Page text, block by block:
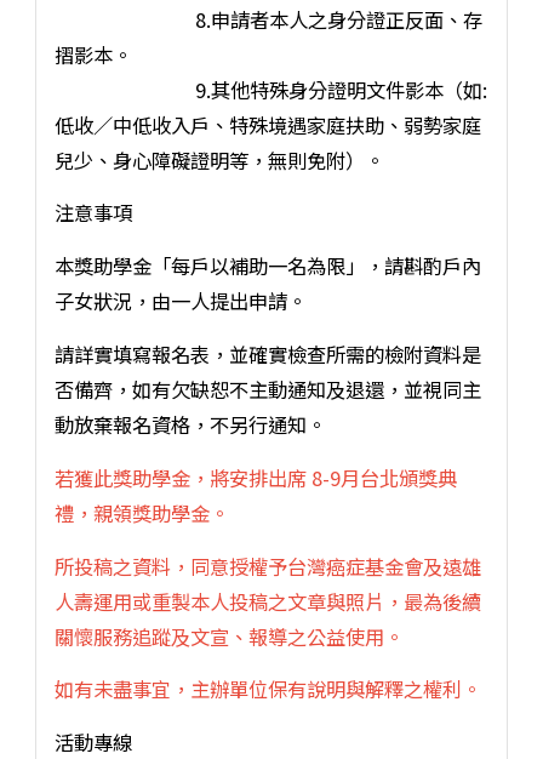
8.申請者本人之身分證正反面、存
摺影本。
9.其他特殊身分證明文件影本（如:
低收／中低收入戶、特殊境遇家庭扶助、弱勢家庭
兒少、身心障礙證明等，無則免附）。
注意事項
本獎助學金「每戶以補助一名為限」，請斟酌戶內
子女狀況，由一人提出申請。
請詳實填寫報名表，並確實檢查所需的檢附資料是
否備齊，如有欠缺恕不主動通知及退還，並視同主
動放棄報名資格，不另行通知。
若獲此獎助學金，將安排出席 8-9月台北頒獎典
禮，親領獎助學金。
所投稿之資料，同意授權予台灣癌症基金會及遠雄
人壽運用或重製本人投稿之文章與照片，最為後續
關懷服務追蹤及文宣、報導之公益使用。
如有未盡事宜，主辦單位保有說明與解釋之權利。
活動專線